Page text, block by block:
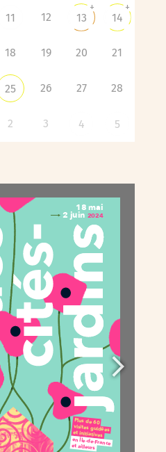
11 12 13
+
14
+
18 19 20 21
25 26 27 28
2 3 4 5